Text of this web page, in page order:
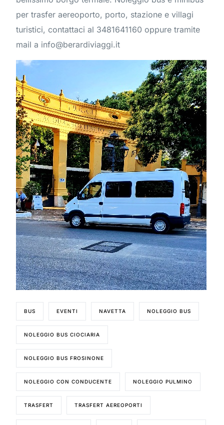
per trasfer aereoporto, porto, stazione e villagi
turistici, contattaci al 3481641160 oppure tramite
mail a info@berardiviaggi.it
BUS EVENTI NAVETTA NOLEGGIO BUS
NOLEGGIO BUS CIOCIARIA
NOLEGGIO BUS FROSINONE
NOLEGGIO CON CONDUCENTE NOLEGGIO PULMINO
TRASFERT TRASFERT AEREOPORTI